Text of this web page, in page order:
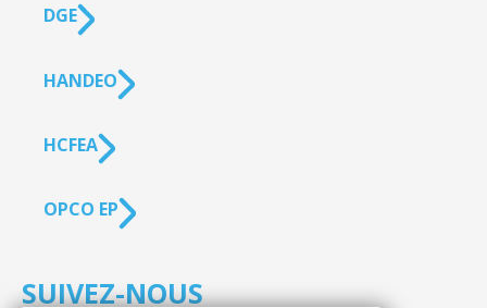
DGE
HANDEO
HCFEA
OPCO EP
SUIVEZ-NOUS